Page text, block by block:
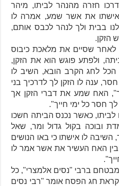
חזרה מהנהר לביתו, מיהר
את אשר שמע, אמרה לו
בבית ולך לנהר לכבס אותם,
הזקן.
לאחר שסיים את מלאכת כיבוס
ולפתע פוגש הוא את הזקן,
הכל לחג הקרב הובא, השיב לו
ענה לו הזקן לך לדרכיך בני
האח שמע את דברי הזקן אך
חסר כל ימי חייך".
כאשר נכנס הביתה חשכו
ובוכה בקול גדול ומר, שאל
לו אישתו כי באו הנושים
האח העשיר את אשר אמר לו
ימי חייך".
מבטחם ברבי "נסים אלמצרי", כל
חג הפסח אומר "רבי נסים